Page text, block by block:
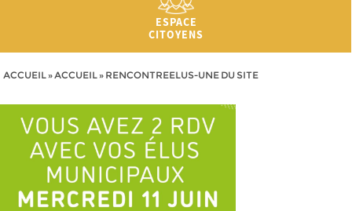
ESPACE
CITOYENS
ACCUEIL»ACCUEIL» RENCONTREELUS-UNE DU SITE